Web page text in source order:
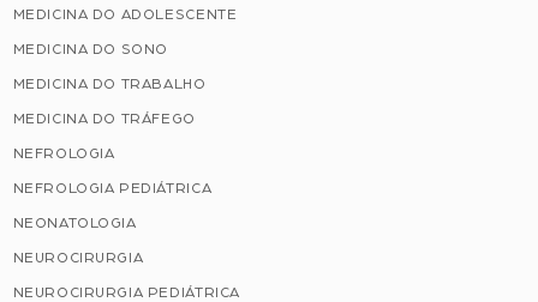
MEDICINA DO ADOLESCENTE
MEDICINA DO SONO
MEDICINA DO TRABALHO
MEDICINA DO TRÁFEGO
NEFROLOGIA
NEFROLOGIA PEDIÁTRICA
NEONATOLOGIA
NEUROCIRURGIA
NEUROCIRURGIA PEDIÁTRICA